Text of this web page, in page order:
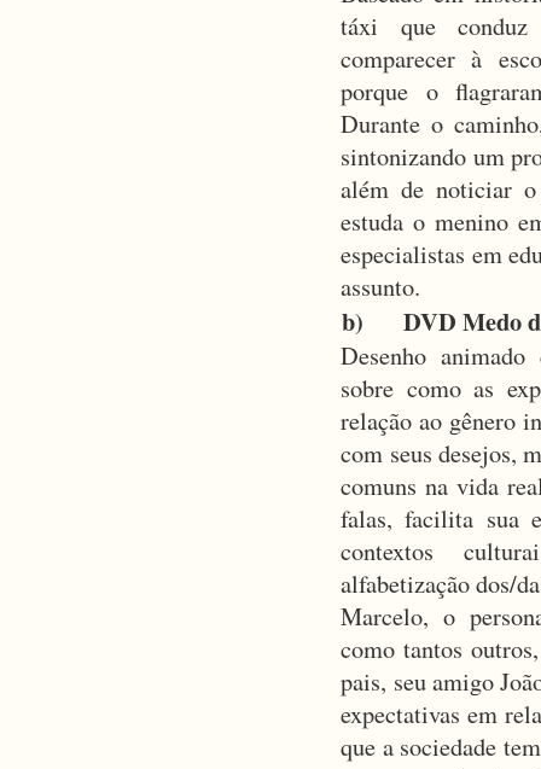
táxi que
comparecer à
porque o
Durante o
sintonizando um
além de noticiar
estuda o menino
especialistas em
assunto.
b) DVD Medo
Desenho
sobre como as
relação ao gênero
com seus desejos,
comuns na vida
falas, facilita sua
contextos
alfabetização dos/
Marcelo, o
como tantos
pais, seu amigo
expectativas em
que a sociedade